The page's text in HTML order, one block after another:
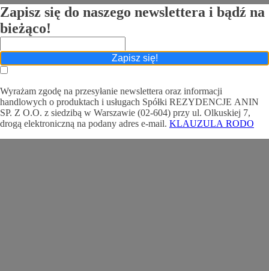
Zapisz się do naszego newslettera i bądź na
bieżąco!
Zapisz się!
Wyrażam zgodę na przesyłanie newslettera oraz informacji
handlowych o produktach i usługach Spółki REZYDENCJE ANIN
SP. Z O.O. z siedzibą w Warszawie (02-604) przy ul. Olkuskiej 7,
drogą elektroniczną na podany adres e-mail. KLAUZULA RODO